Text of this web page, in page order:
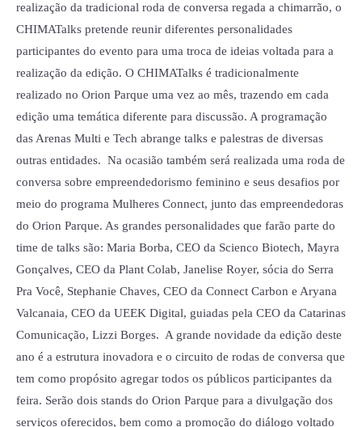
realização da tradicional roda de conversa regada a chimarrão, o
CHIMATalks pretende reunir diferentes personalidades
participantes do evento para uma troca de ideias voltada para a
realização da edição. O CHIMATalks é tradicionalmente
realizado no Orion Parque uma vez ao mês, trazendo em cada
edição uma temática diferente para discussão. A programação
das Arenas Multi e Tech abrange talks e palestras de diversas
outras entidades. Na ocasião também será realizada uma roda de
conversa sobre empreendedorismo feminino e seus desafios por
meio do programa Mulheres Connect, junto das empreendedoras
do Orion Parque. As grandes personalidades que farão parte do
time de talks são: Maria Borba, CEO da Scienco Biotech, Mayra
Gonçalves, CEO da Plant Colab, Janelise Royer, sócia do Serra
Pra Você, Stephanie Chaves, CEO da Connect Carbon e Aryana
Valcanaia, CEO da UEEK Digital, guiadas pela CEO da Catarinas
Comunicação, Lizzi Borges. A grande novidade da edição deste
ano é a estrutura inovadora e o circuito de rodas de conversa que
tem como propósito agregar todos os públicos participantes da
feira. Serão dois stands do Orion Parque para a divulgação dos
serviços oferecidos, bem como a promoção do diálogo voltado